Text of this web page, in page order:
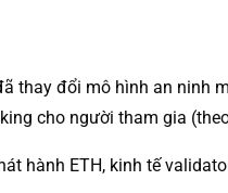
thay đổi mô hình an
cho người tham gia
hành ETH, kinh tế